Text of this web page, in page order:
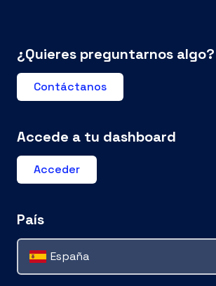
¿Quieres preguntarnos algo?
Contáctanos
Accede a tu dashboard
Acceder
País
España